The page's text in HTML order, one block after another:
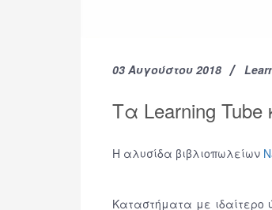
03 Αυγούστου 2018
Τα Learning
Η αλυσίδα βιβλιοπωλείων
Καταστήματα με ιδαίτερο